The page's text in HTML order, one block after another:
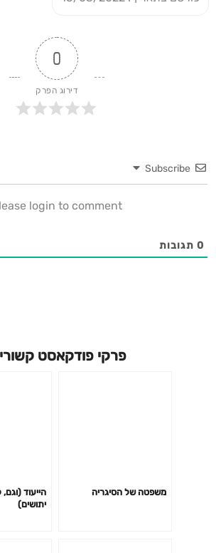
0
דירוג הפרק
Subscribe
login to comment
0 תגובות
פרקי פודקאסט
משפטה של הסיגריה
הייעוד
יתושים)